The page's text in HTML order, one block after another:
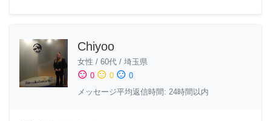
Chiyoo
女性 / 60代 / 埼玉県
sentiment_satisfied 0 sentiment_neutral 0 sentiment_dissatisfied 0
メッセージ平均返信時間: 24時間以内